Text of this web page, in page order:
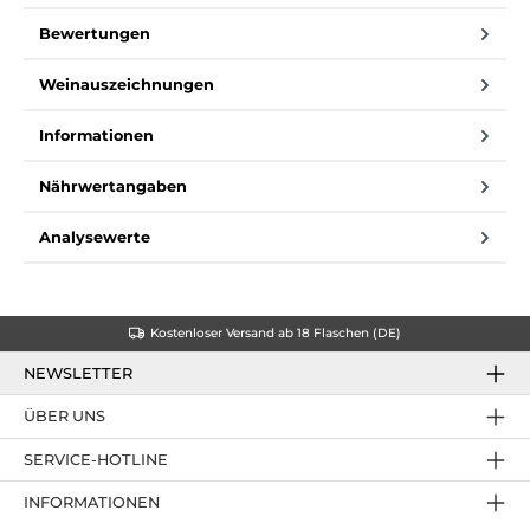
Bewertungen
Weinauszeichnungen
Informationen
Nährwertangaben
Analysewerte
Kostenloser Versand ab 18 Flaschen (DE)
NEWSLETTER
SERVICE-HOTLINE
ÜBER UNS
INFORMATIONEN